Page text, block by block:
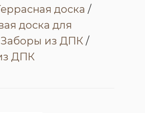
доска /
доска для
Заборы из ДПК /
ДПК